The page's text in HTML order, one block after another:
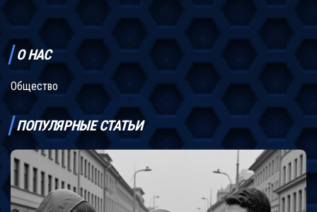
О НАС
Общество
ПОПУЛЯРНЫЕ СТАТЬИ